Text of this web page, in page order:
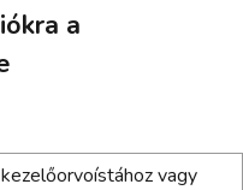
a
vagy